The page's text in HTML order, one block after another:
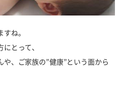
ね。
とって、
、ご家族の”健康”という面から